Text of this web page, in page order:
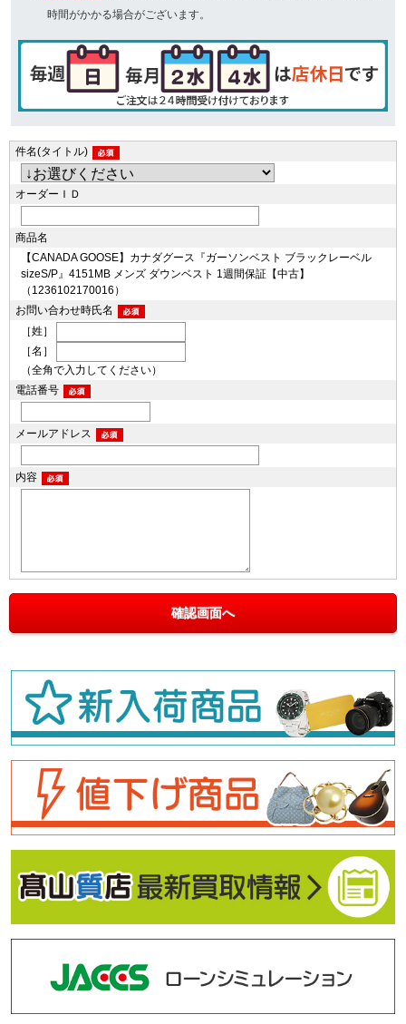
時間がかかる場合がございます。
件名(タイトル)
オーダーＩＤ
商品名
【CANADA GOOSE】カナダグース『ガーソンベスト ブラックレーベル
sizeS/P』4151MB メンズ ダウンベスト 1週間保証【中古】
（1236102170016）
お問い合わせ時氏名
［姓］
［名］
（全角で入力してください）
電話番号
メールアドレス
内容